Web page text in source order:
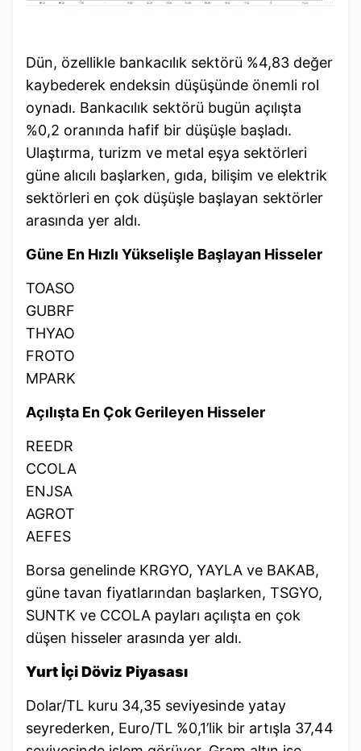
Dün, özellikle bankacılık sektörü %4,83 değer
kaybederek endeksin düşüşünde önemli rol
oynadı. Bankacılık sektörü bugün açılışta
%0,2 oranında hafif bir düşüşle başladı.
Ulaştırma, turizm ve metal eşya sektörleri
güne alıcılı başlarken, gıda, bilişim ve elektrik
sektörleri en çok düşüşle başlayan sektörler
arasında yer aldı.
Güne En Hızlı Yükselişle Başlayan Hisseler
TOASO
GUBRF
THYAO
FROTO
MPARK
Açılışta En Çok Gerileyen Hisseler
REEDR
CCOLA
ENJSA
AGROT
AEFES
Borsa genelinde KRGYO, YAYLA ve BAKAB,
güne tavan fiyatlarından başlarken, TSGYO,
SUNTK ve CCOLA payları açılışta en çok
düşen hisseler arasında yer aldı.
Yurt İçi Döviz Piyasası
Dolar/TL kuru 34,35 seviyesinde yatay
seyrederken, Euro/TL %0,1’lik bir artışla 37,44